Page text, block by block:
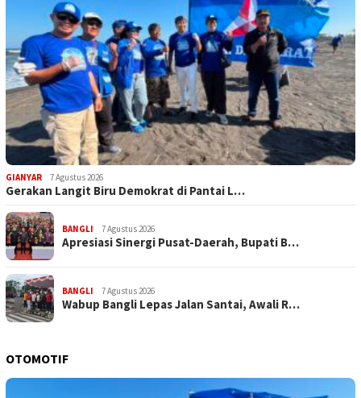
GIANYAR 7 Agustus 2026
Gerakan Langit Biru Demokrat di Pantai L…
BANGLI 7 Agustus 2026
Apresiasi Sinergi Pusat-Daerah, Bupati B…
BANGLI 7 Agustus 2026
Wabup Bangli Lepas Jalan Santai, Awali R…
OTOMOTIF